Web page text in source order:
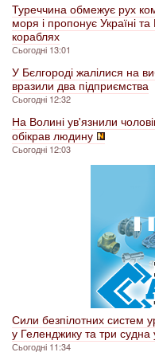
Туреччина обмежує рух
моря і пропонує Україні
кораблях
Сьогодні 13:01
У Бєлгороді жалілися на
вразили два підприємства
Сьогодні 12:32
На Волині ув'язнили
обікрав людину
Сьогодні 12:03
Сили безпілотних систем
у Геленджику та три
Сьогодні 11:34